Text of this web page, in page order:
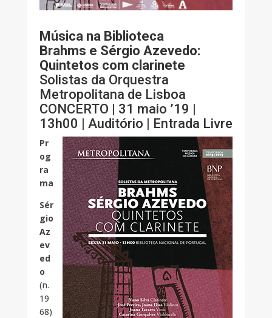
Música na Biblioteca
Brahms e Sérgio Azevedo:
Quintetos com clarinete
Solistas da Orquestra
Metropolitana de Lisboa
CONCERTO | 31 maio ’19 |
13h00 | Auditório | Entrada Livre
Pr
og
ra
ma
Sér
gio
Az
ev
ed
o
(n.
19
68)